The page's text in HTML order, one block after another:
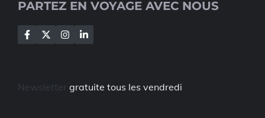
PARTEZ EN VOYAGE AVEC NOUS
Newsletter gratuite tous les vendredi